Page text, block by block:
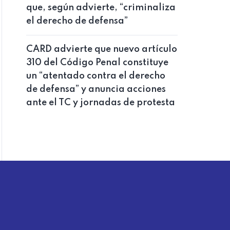
que, según advierte, “criminaliza
el derecho de defensa”
CARD advierte que nuevo artículo
310 del Código Penal constituye
un “atentado contra el derecho
de defensa” y anuncia acciones
ante el TC y jornadas de protesta